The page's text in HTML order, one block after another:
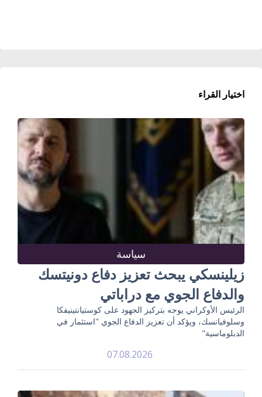
اختيار القراء
سياسة
زيلينسكي يبحث تعزيز دفاع دونيتسك
والدفاع الجوي مع دراباتي
الرئيس الأوكراني يوجه بتركيز الجهود على كوستيانتينيفكا
وسلوفيانسك، ويؤكد أن تعزيز الدفاع الجوي "استثمار في
الدبلوماسية"
07.08.2026